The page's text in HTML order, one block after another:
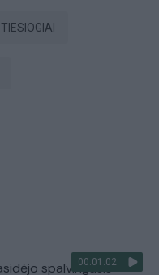
00:01:02
spalvingasis